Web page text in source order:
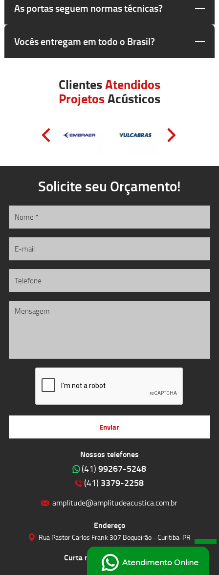
As portas seguem normas técnicas?
Vocês entregam em todo o Brasil?
ClientesAtendidos
ProjetosAcústicos
Nossos telefones
(41) 99267-5248
(41) 3379-2258
amplitude@amplitudeacustica.com.br
Endereço
Rua Pastor Carlos Frank 307 Boqueirão - Curitiba-PR
Curta nossas redes sociais
Solicite seu Orçamento!
Enviar
Atendimento Online